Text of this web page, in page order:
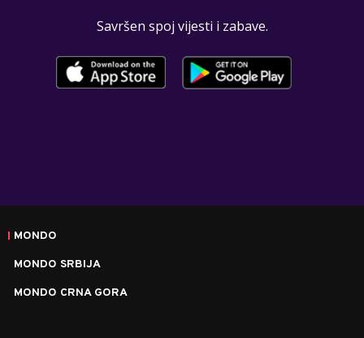
Savršen spoj vijesti i zabave.
MONDO
MONDO SRBIJA
MONDO CRNA GORA